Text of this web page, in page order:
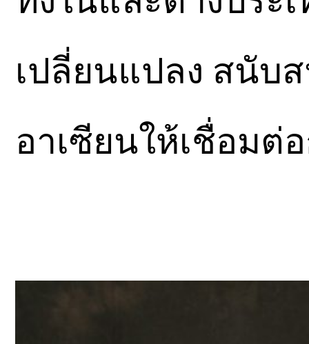
เปลี่ยนแปลง สนับ
อาเซียนให้เชื่อมต่